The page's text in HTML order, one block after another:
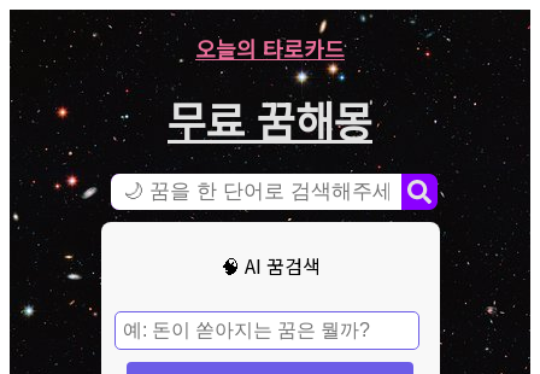
오늘의 타로카드
무료 꿈해몽
🧠 AI 꿈검색